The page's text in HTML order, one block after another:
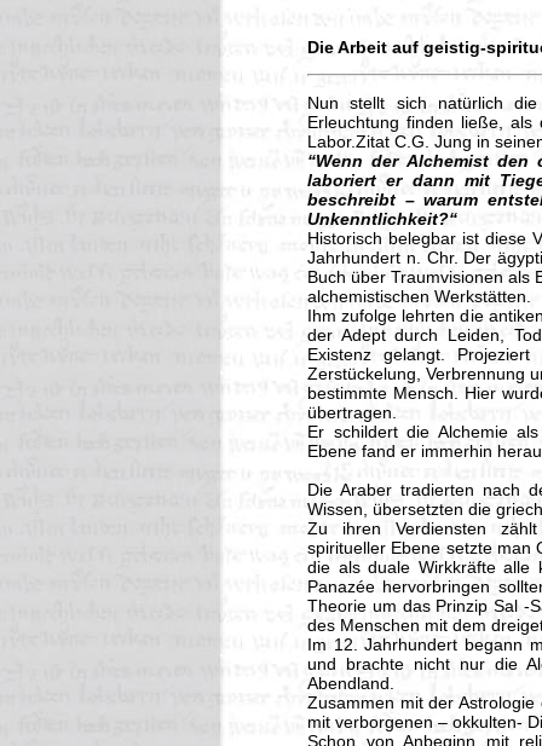
Die Arbeit auf geistig-
Nun stellt sich natürlich
Erleuchtung finden ließe, als
Labor.Zitat C.G. Jung in
“Wenn der Alchemist den
laboriert er dann mit
beschreibt – warum
Unkenntlichkeit?“
Historisch belegbar ist diese
Jahrhundert n. Chr. Der
Buch über Traumvisionen als
alchemistischen Werkstätten.
Ihm zufolge lehrten die
der Adept durch Leiden,
Existenz gelangt.
Zerstückelung, Verbrennung
bestimmte Mensch. Hier
übertragen.
Er schildert die Alchemie
Ebene fand er immerhin
Die Araber tradierten nach
Wissen, übersetzten die
Zu ihren Verdiensten
spiritueller Ebene setzte man
die als duale Wirkkräfte alle
Panazée hervorbringen
Theorie um das Prinzip Sal -
des Menschen mit dem
Im 12. Jahrhundert begann
und brachte nicht nur die
Abendland.
Zusammen mit der
mit verborgenen – okkulten-
Schon von Anbeginn mit